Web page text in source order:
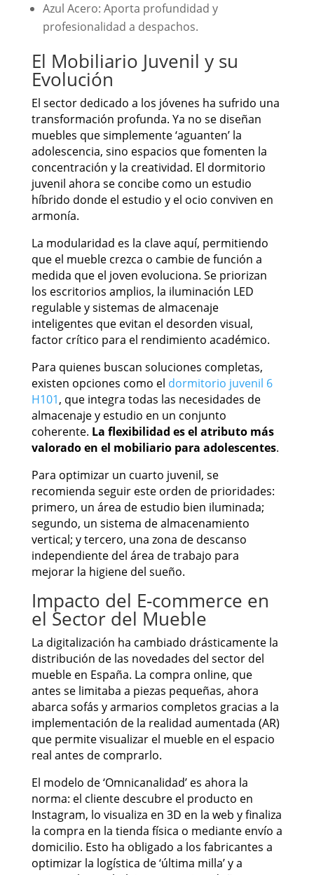
Azul Acero: Aporta profundidad y
profesionalidad a despachos.
El Mobiliario Juvenil y su
Evolución
El sector dedicado a los jóvenes ha sufrido una
transformación profunda. Ya no se diseñan
muebles que simplemente ‘aguanten’ la
adolescencia, sino espacios que fomenten la
concentración y la creatividad. El dormitorio
juvenil ahora se concibe como un estudio
híbrido donde el estudio y el ocio conviven en
armonía.
La modularidad es la clave aquí, permitiendo
que el mueble crezca o cambie de función a
medida que el joven evoluciona. Se priorizan
los escritorios amplios, la iluminación LED
regulable y sistemas de almacenaje
inteligentes que evitan el desorden visual,
factor crítico para el rendimiento académico.
Para quienes buscan soluciones completas,
existen opciones como el dormitorio juvenil 6
H101, que integra todas las necesidades de
almacenaje y estudio en un conjunto
coherente. La flexibilidad es el atributo más
valorado en el mobiliario para adolescentes.
Para optimizar un cuarto juvenil, se
recomienda seguir este orden de prioridades:
primero, un área de estudio bien iluminada;
segundo, un sistema de almacenamiento
vertical; y tercero, una zona de descanso
independiente del área de trabajo para
mejorar la higiene del sueño.
Impacto del E-commerce en
el Sector del Mueble
La digitalización ha cambiado drásticamente la
distribución de las novedades del sector del
mueble en España. La compra online, que
antes se limitaba a piezas pequeñas, ahora
abarca sofás y armarios completos gracias a la
implementación de la realidad aumentada (AR)
que permite visualizar el mueble en el espacio
real antes de comprarlo.
El modelo de ‘Omnicanalidad’ es ahora la
norma: el cliente descubre el producto en
Instagram, lo visualiza en 3D en la web y finaliza
la compra en la tienda física o mediante envío a
domicilio. Esto ha obligado a los fabricantes a
optimizar la logística de ‘última milla’ y a